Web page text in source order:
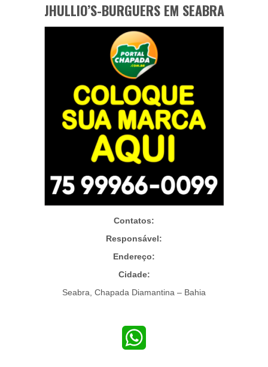
JHULLIO’S-BURGUERS EM SEABRA
Contatos:
Responsável:
Endereço:
Cidade:
Seabra, Chapada Diamantina – Bahia